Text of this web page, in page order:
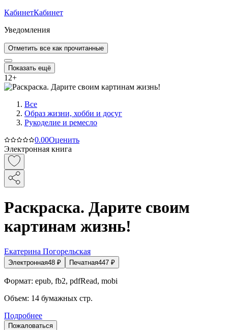
КабинетКабинет
Уведомления
Отметить все как прочитанные
Показать ещё
12+
Все
Образ жизни, хобби и досуг
Рукоделие и ремесло
0.00Оценить
Электронная книга
Раскраска. Дарите своим
картинам жизнь!
Екатерина Погорельская
Электронная48 ₽ Печатная447 ₽
Формат: epub, fb2, pdfRead, mobi
Объем: 14 бумажных стр.
Подробнее
Пожаловаться